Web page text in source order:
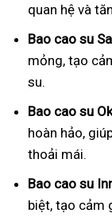
quan hệ và
Bao cao su
mỏng, tạo
su.
Bao cao su
hoàn hảo,
thoải mái.
Bao cao su
biệt, tạo cảm